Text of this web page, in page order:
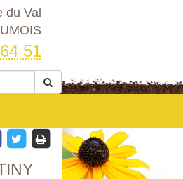
du Val
51